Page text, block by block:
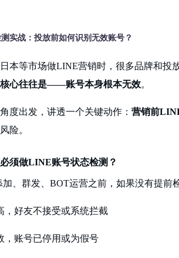
实战：投放前如何识别无效账号？
本等市场做LINE营销时，很多品牌和投
心往往是——账号本身根本无效。
度出发，讲透一个关键动作： 营销前
险。
须做LINE账号状态检测？
、群发、BOT运营之前，如果没有提前
，好友不接受或系统拦截
，账号已停用或为假号